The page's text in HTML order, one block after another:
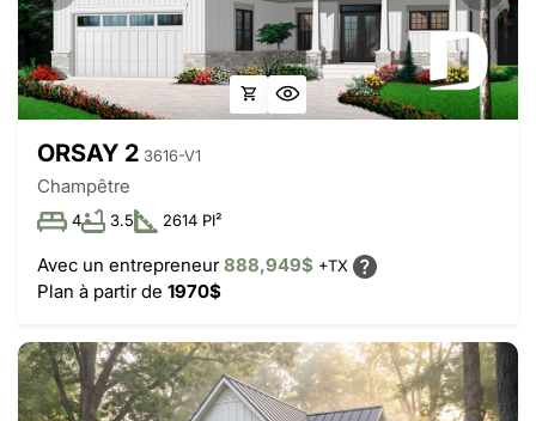
ORSAY 2 3616-V1
Champêtre
4 3.5 2614 PI²
Avec un entrepreneur888,949$ +TX
Plan à partir de 1970$